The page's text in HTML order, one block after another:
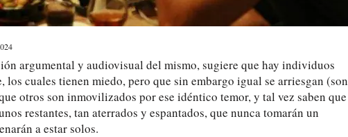
argumental y audiovisual del mismo, sugiere que hay individuos
los cuales tienen miedo, pero que sin embargo igual se arriesgan (son
otros son inmovilizados por ese idéntico temor, y tal vez saben que
restantes, tan aterrados y espantados, que nunca tomarán un
a estar solos.